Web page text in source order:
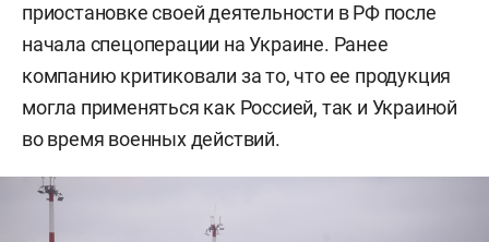
приостановке своей деятельности в РФ после
начала спецоперации на Украине. Ранее
компанию критиковали за то, что ее продукция
могла применяться как Россией, так и Украиной
во время военных действий.